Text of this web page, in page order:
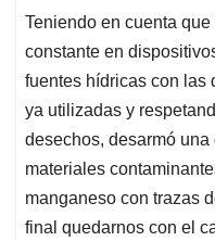
Teniendo en cuenta
constante en
fuentes hídricas con las
ya utilizadas y
desechos, desarmó
materiales
manganeso con trazas
final quedarnos con el